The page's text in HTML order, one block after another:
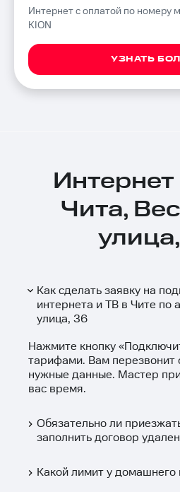
Интернет с оплатой по номеру
KION
УЗНАТЬ
Чита,
Как сделать заявку на
интернета и ТВ в Чите по
улица, 36
Нажмите кнопку «
тарифами. Вам перезвонит
нужные данные. Мастер
вас время.
Обязательно ли
заполнить договор
Какой лимит у домашнего